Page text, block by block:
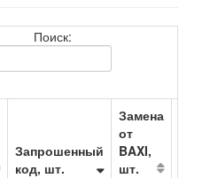
Поиск:
Запрошенный
код, шт.
Замена
от
BAXI,
шт.